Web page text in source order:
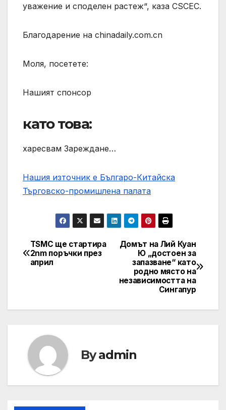
уважение и споделен растеж“, каза CSCEC.
Благодарение на chinadaily.com.cn
Моля, посетете:
Нашият спонсор
като това:
харесвам Зареждане…
Нашия източник е Българо-Китайска
Търговско-промишлена палaта
Post
navigation
Домът на Лий Куан
Ю „достоен за
запазване“ като
родно място на
независимостта на
Сингапур
TSMC ще стартира
2nm поръчки през
април
Byadmin